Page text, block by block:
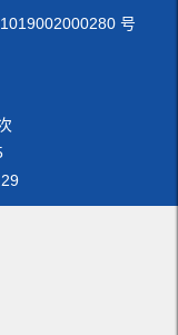
号
29